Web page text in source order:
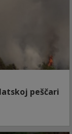
peščari